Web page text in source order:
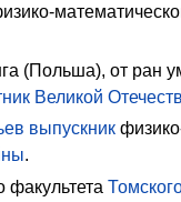
(Польша), от ран
Великой
выпускник
.
факультета